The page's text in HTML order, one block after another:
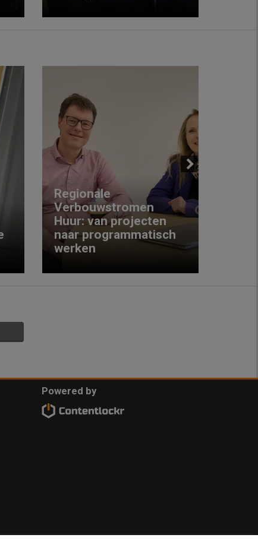
Regionale
Verbouwstromen
Huur: van projecten
naar programmatisch
werken
Next
Powered by